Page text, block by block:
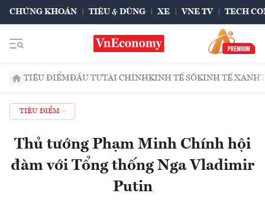
CHỨNG KHOÁN TIÊU & DÙNG XE VNE TV TECH
TIÊU ĐIỂMĐẦU TƯTÀI CHÍNHKINH TẾ SỐKINH TẾ XANH
TIÊU ĐIỂM
Thủ tướng Phạm Minh Chính hội
đàm với Tổng thống Nga Vladimir
Putin